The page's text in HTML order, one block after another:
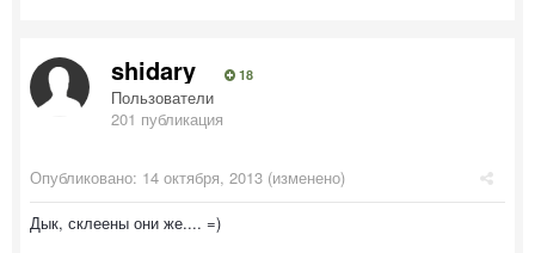
shidary 18
Пользователи
201 публикация
Опубликовано: 14 октября, 2013 (изменено)
Дык, склеены они же.... =)